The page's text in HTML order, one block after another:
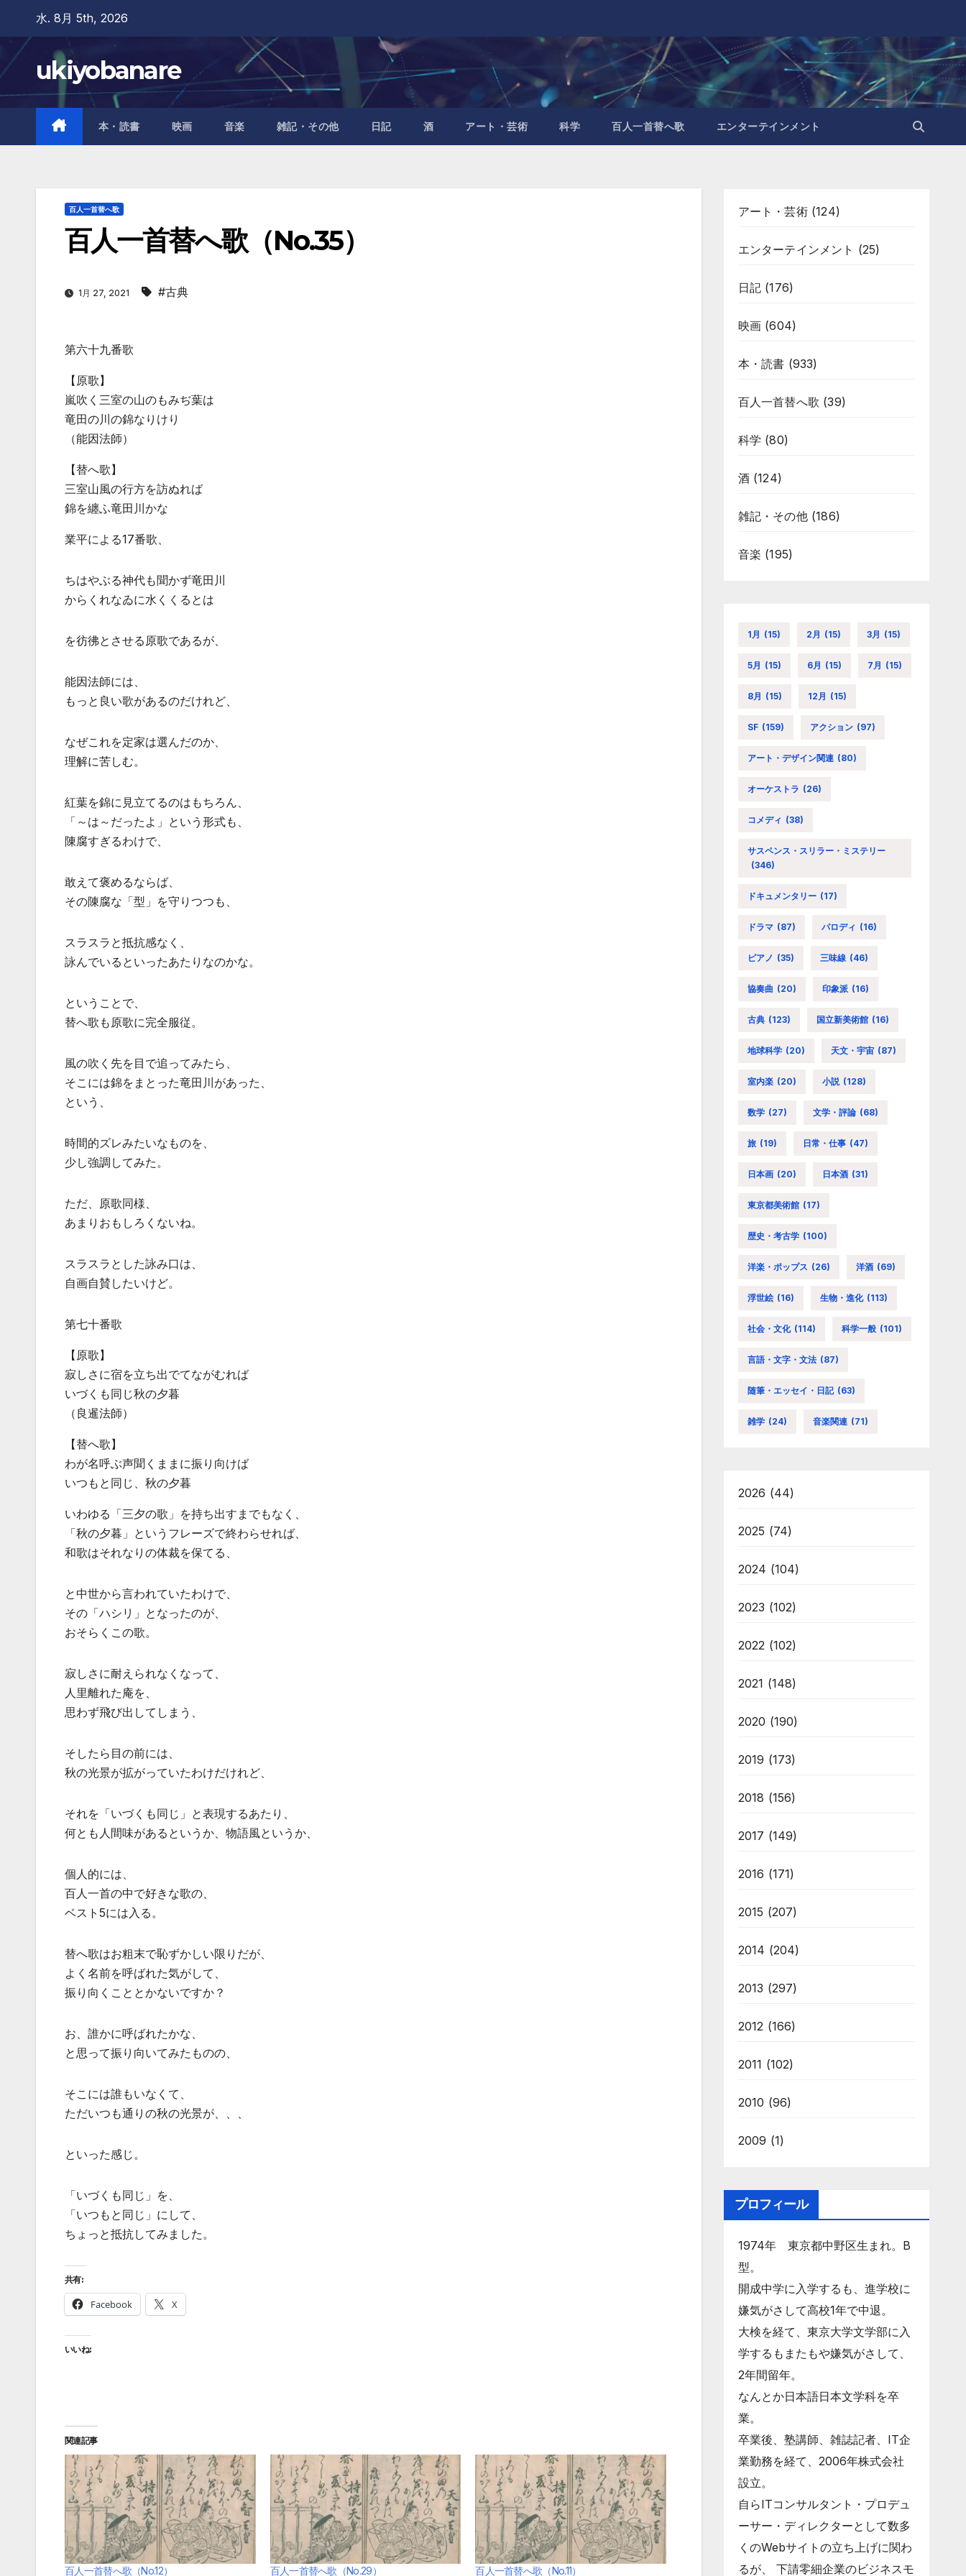
content
水. 8月 5th, 2026
ukiyobanare
本・読書 映画 音楽 雑記・その他 日記 酒 アート・芸術 科学 百人一首替へ歌 エンターテインメント
百人一首替へ歌
百人一首替へ歌（No.35）
1月 27, 2021 #古典
第六十九番歌
【原歌】
嵐吹く三室の山のもみぢ葉は
竜田の川の錦なりけり
（能因法師）
【替へ歌】
三室山風の行方を訪ぬれば
錦を纏ふ竜田川かな
業平による17番歌、
ちはやぶる神代も聞かず竜田川
からくれなゐに水くくるとは
を彷彿とさせる原歌であるが、
能因法師には、
もっと良い歌があるのだけれど、
なぜこれを定家は選んだのか、
理解に苦しむ。
紅葉を錦に見立てるのはもちろん、
「～は～だったよ」という形式も、
陳腐すぎるわけで、
敢えて褒めるならば、
その陳腐な「型」を守りつつも、
スラスラと抵抗感なく、
詠んでいるといったあたりなのかな。
ということで、
替へ歌も原歌に完全服従。
風の吹く先を目で追ってみたら、
そこには錦をまとった竜田川があった、
という、
時間的ズレみたいなものを、
少し強調してみた。
ただ、原歌同様、
あまりおもしろくないね。
スラスラとした詠み口は、
自画自賛したいけど。
第七十番歌
【原歌】
寂しさに宿を立ち出でてながむれば
いづくも同じ秋の夕暮
（良暹法師）
【替へ歌】
わが名呼ぶ声聞くままに振り向けば
いつもと同じ、秋の夕暮
いわゆる「三夕の歌」を持ち出すまでもなく、
「秋の夕暮」というフレーズで終わらせれば、
和歌はそれなりの体裁を保てる、
と中世から言われていたわけで、
その「ハシリ」となったのが、
おそらくこの歌。
寂しさに耐えられなくなって、
人里離れた庵を、
思わず飛び出してしまう、
そしたら目の前には、
秋の光景が拡がっていたわけだけれど、
それを「いづくも同じ」と表現するあたり、
何とも人間味があるというか、物語風というか、
個人的には、
百人一首の中で好きな歌の、
ベスト5には入る。
替へ歌はお粗末で恥ずかしい限りだが、
よく名前を呼ばれた気がして、
振り向くこととかないですか？
お、誰かに呼ばれたかな、
と思って振り向いてみたものの、
そこには誰もいなくて、
ただいつも通りの秋の光景が、、、
といった感じ。
「いづくも同じ」を、
「いつもと同じ」にして、
ちょっと抵抗してみました。
共有:
Facebook X
いいね:
関連記事
百人一首替へ歌（No.12） 百人一首替へ歌（No.29） 百人一首替へ歌（No.11）
アート・芸術(124)
エンターテインメント (25)
日記(176)
映画(604)
本・読書 (933)
百人一首替へ歌 (39)
科学 (80)
酒(124)
雑記・その他(186)
音楽 (195)
1月 (15) 2月 (15) 3月 (15)
5月 (15) 6月 (15) 7月 (15)
8月 (15) 12月 (15)
SF (159) アクション (97)
アート・デザイン関連 (80)
オーケストラ (26)
コメディ (38)
サスペンス・スリラー・ミステリー
(346)
ドキュメンタリー (17)
ドラマ (87) パロディ (16)
ピアノ (35) 三味線 (46)
協奏曲 (20) 印象派 (16)
古典 (123) 国立新美術館 (16)
地球科学 (20) 天文・宇宙 (87)
室内楽 (20) 小説 (128)
数学 (27) 文学・評論 (68)
旅 (19) 日常・仕事 (47)
日本画 (20) 日本酒 (31)
東京都美術館 (17)
歴史・考古学 (100)
洋楽・ポップス (26) 洋酒 (69)
浮世絵 (16) 生物・進化 (113)
社会・文化 (114) 科学一般 (101)
言語・文字・文法 (87)
随筆・エッセイ・日記 (63)
雑学 (24) 音楽関連 (71)
2026 (44)
2025 (74)
2024 (104)
2023 (102)
2022 (102)
2021 (148)
2020 (190)
2019 (173)
2018 (156)
2017 (149)
2016 (171)
2015 (207)
2014 (204)
2013 (297)
2012 (166)
2011 (102)
2010 (96)
2009 (1)
プロフィール
1974年 東京都中野区生まれ。B
型。
開成中学に入学するも、進学校に
嫌気がさして高校1年で中退。
大検を経て、東京大学文学部に入
学するもまたもや嫌気がさして、
2年間留年。
なんとか日本語日本文学科を卒
業。
卒業後、塾講師、雑誌記者、IT企
業勤務を経て、2006年株式会社
設立。
自らITコンサルタント・プロデュ
ーサー・ディレクターとして数多
くのWebサイトの立ち上げに関わ
るが、 下請零細企業のビジネスモ